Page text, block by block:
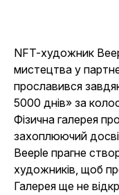
NFT-художник
мистецтва у
прославився
5000 днів» за
Фізична галерея
захоплюючий
Beeple прагне
художників, щоб
Галерея ще не